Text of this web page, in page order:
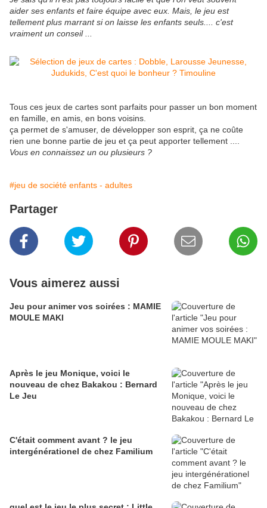
aider ses enfants et faire équipe avec eux. Mais, le jeu est
tellement plus marrant si on laisse les enfants seuls.... c'est
vraiment un conseil ...
Tous ces jeux de cartes sont parfaits pour passer un bon moment
en famille, en amis, en bons voisins.
ça permet de s'amuser, de développer son esprit, ça ne coûte
rien une bonne partie de jeu et ça peut apporter tellement ....
Vous en connaissez un ou plusieurs ?
#jeu de société enfants - adultes
Partager
Vous aimerez aussi
Jeu pour animer vos soirées : MAMIE
MOULE MAKI
Après le jeu Monique, voici le
nouveau de chez Bakakou : Bernard
Le Jeu
C'était comment avant ? le jeu
intergénérationel de chez Familium